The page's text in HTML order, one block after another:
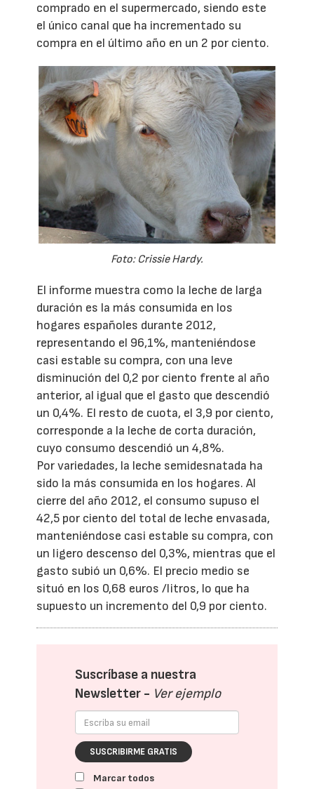
comprado en el supermercado, siendo este
el único canal que ha incrementado su
compra en el último año en un 2 por ciento.
Foto: Crissie Hardy.
El informe muestra como la leche de larga
duración es la más consumida en los
hogares españoles durante 2012,
representando el 96,1%, manteniéndose
casi estable su compra, con una leve
disminución del 0,2 por ciento frente al año
anterior, al igual que el gasto que descendió
un 0,4%. El resto de cuota, el 3,9 por ciento,
corresponde a la leche de corta duración,
cuyo consumo descendió un 4,8%.
Por variedades, la leche semidesnatada ha
sido la más consumida en los hogares. Al
cierre del año 2012, el consumo supuso el
42,5 por ciento del total de leche envasada,
manteniéndose casi estable su compra, con
un ligero descenso del 0,3%, mientras que el
gasto subió un 0,6%. El precio medio se
situó en los 0,68 euros /litros, lo que ha
supuesto un incremento del 0,9 por ciento.
Suscríbase a nuestra
Newsletter - Ver ejemplo
SUSCRIBIRME GRATIS
Marcar todos